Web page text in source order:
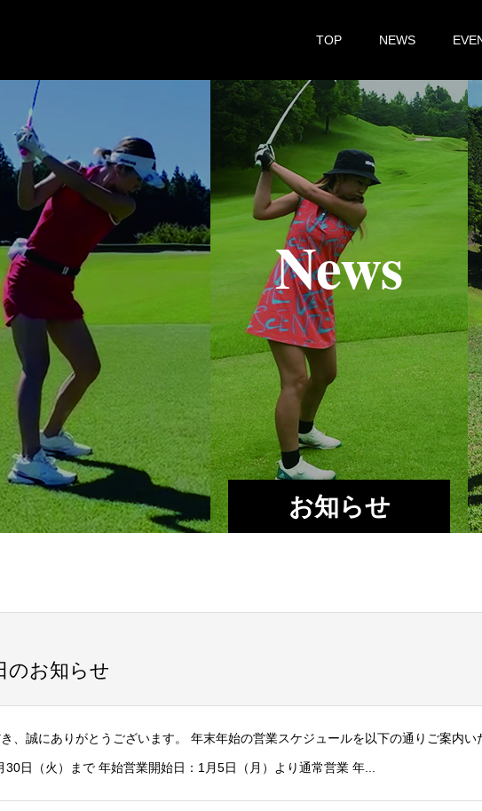
TOP NEWS
お知らせ
News
のお知らせ
、誠にありがとうございます。 年末年始の営業スケジュールを以下の通りご案内い
日（火）まで 年始営業開始日：1月5日（月）より通常営業 年...